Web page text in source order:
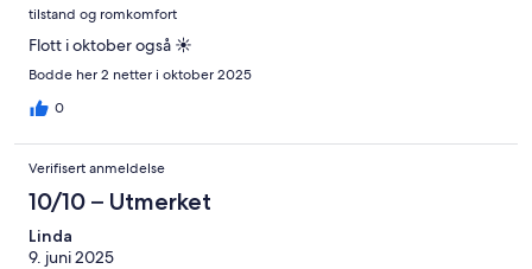
tilstand og romkomfort
Flott i oktober også ☀️
Bodde her 2 netter i oktober 2025
0
Verifisert anmeldelse
10/10 – Utmerket
Linda
9. juni 2025